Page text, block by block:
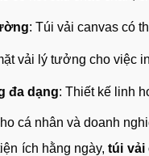
: Túi vải canvas có
vải lý tưởng cho việc
đa dạng: Thiết kế linh
cá nhân và doanh
ích hằng ngày,túi vải